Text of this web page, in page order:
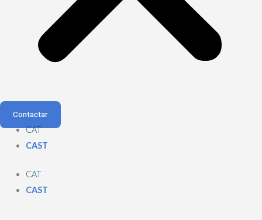
Contactar
CAT
CAST
CAT
CAST